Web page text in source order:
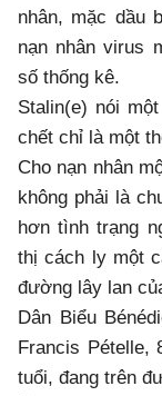
nhân, mặc dầu
nạn nhân virus
số thống kê.
Stalin(e) nói
chết chỉ là một
Cho nạn nhân
không phải là
hơn tình trạng
thị cách ly một
đường lây lan
Dân Biểu
Francis Pételle,
tuổi, đang trên